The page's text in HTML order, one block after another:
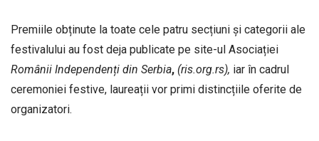
Premiile obținute la toate cele patru secțiuni și categorii ale
festivalului au fost deja publicate pe site-ul Asociației
Românii Independenți din Serbia, (ris.org.rs), iar în cadrul
ceremoniei festive, laureații vor primi distincțiile oferite de
organizatori.